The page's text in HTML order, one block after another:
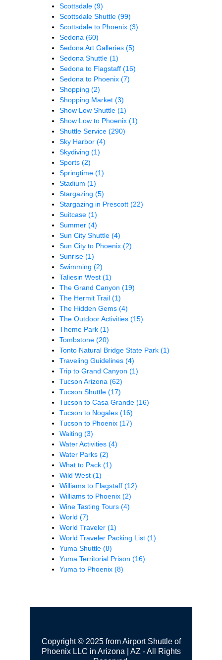
Scottsdale (9)
Scottsdale Shuttle (99)
Scottsdale to Phoenix (3)
Sedona (60)
Sedona Art Galleries (5)
Sedona Shuttle (1)
Sedona to Flagstaff (16)
Sedona to Phoenix (7)
Shopping (2)
Shopping Market (3)
Show Low Shuttle (1)
Show Low to Phoenix (1)
Shuttle Service (290)
Sky Harbor (4)
Skydiving (1)
Sports (2)
Springtime (1)
Stadium (1)
Stargazing (5)
Stargazing in Prescott (22)
Suitcase (1)
Summer (4)
Sun City Shuttle (4)
Sun City to Phoenix (2)
Sunrise (1)
Swimming (2)
Taliesin West (1)
The Grand Canyon (19)
The Hermit Trail (1)
The Hidden Gems (4)
The Outdoor Activities (15)
Theme Park (1)
Tombstone (20)
Tonto Natural Bridge State Park (1)
Traveling Guidelines (4)
Trip to Grand Canyon (1)
Tucson Arizona (62)
Tucson Shuttle (17)
Tucson to Casa Grande (16)
Tucson to Nogales (16)
Tucson to Phoenix (17)
Waiting (3)
Water Activities (4)
Water Parks (2)
What to Pack (1)
Wild West (1)
Williams to Flagstaff (12)
Williams to Phoenix (2)
Wine Tasting Tours (4)
World (7)
World Traveler (1)
World Traveler Packing List (1)
Yuma Shuttle (8)
Yuma Territorial Prison (16)
Yuma to Phoenix (8)
Copyright © 2025 from Airport Shuttle of
Phoenix LLC in Arizona | AZ - All Rights